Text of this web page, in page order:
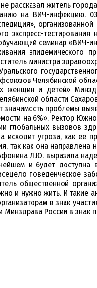
рассказал житель
на ВИЧ-инфекцию.
экспресс-
семинар «ВИЧ-
эпидемического
министра
Челябинской
женщин и детей»
области
значимость проблемы
на 6%». Ректор
глобальных вызовов
угроза, как ее
так как она
Л.Ю. выразила
и будет доступна
поведенческое
общественной
и нужно жить. И такие
в знак
России в знак